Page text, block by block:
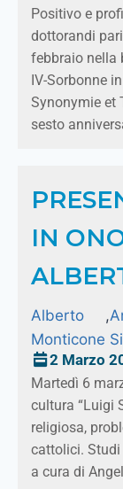
Positivo e
dottorandi
febbraio nella
IV-Sorbonne
Synonymie et
sesto
IN
Alberto
Monticone
,
2 Marzo
Martedì 6
cultura “Luigi
religiosa,
cattolici. Studi
a cura di